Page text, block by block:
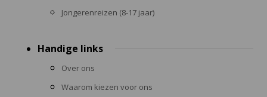
Jongerenreizen (8-17 jaar)
Handige links
Over ons
Waarom kiezen voor ons